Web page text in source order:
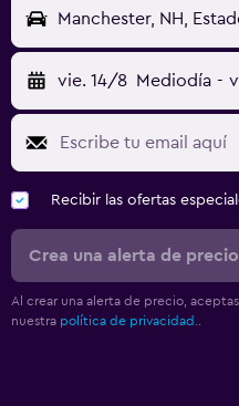
vie. 14/8 Mediodía -
Recibir las ofertas
Crea una alerta de precio
Al crear una alerta de precio,
nuestra política de privacidad..